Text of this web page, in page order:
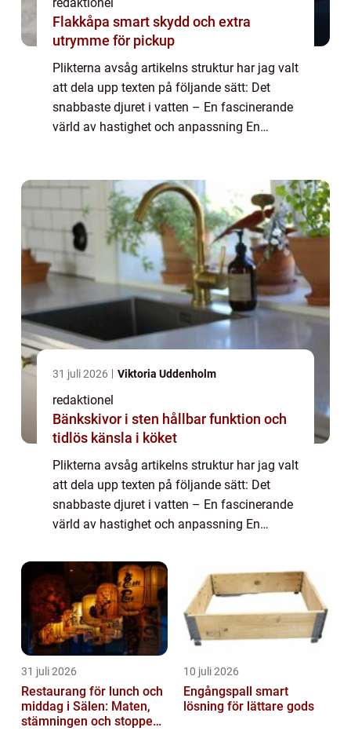
Flakkåpa smart skydd och extra
utrymme för pickup
Plikterna avsåg artikelns struktur har jag valt
att dela upp texten på följande sätt: Det
snabbaste djuret i vatten – En fascinerande
värld av hastighet och anpassning En
31 juli 2026 Viktoria Uddenholm
redaktionel
Bänkskivor i sten hållbar funktion och
tidlös känsla i köket
Plikterna avsåg artikelns struktur har jag valt
att dela upp texten på följande sätt: Det
snabbaste djuret i vatten – En fascinerande
värld av hastighet och anpassning En
snabbaste djur i vatten En ...
31 juli 2026
Restaurang för lunch och
middag i Sälen: Maten,
stämningen och stoppen
10 juli 2026
Engångspall smart
lösning för lättare gods